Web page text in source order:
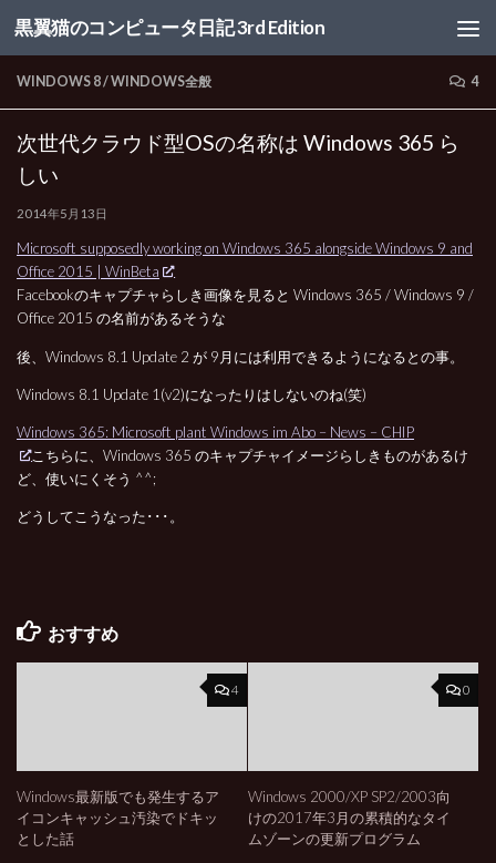
コンテンツへスキップ
黒翼猫のコンピュータ日記 3rd Edition
WINDOWS 8/WINDOWS全般 4
次世代クラウド型OSの名称は Windows 365 ら
しい
2014年5月13日
Microsoft supposedly working on Windows 365 alongside Windows 9 and
Office 2015 | WinBeta
Facebookのキャプチャらしき画像を見ると Windows 365 / Windows 9 /
Office 2015 の名前があるそうな
後、Windows 8.1 Update 2 が 9月には利用できるようになるとの事。
Windows 8.1 Update 1(v2)になったりはしないのね(笑)
Windows 365: Microsoft plant Windows im Abo – News – CHIP
こちらに、Windows 365 のキャプチャイメージらしきものがあるけ
ど、使いにくそう ^^;
どうしてこうなった･･･。
おすすめ
4
Windows最新版でも発生するア
イコンキャッシュ汚染でドキッ
とした話
0
Windows 2000/XP SP2/2003向
けの2017年3月の累積的なタイ
ムゾーンの更新プログラム